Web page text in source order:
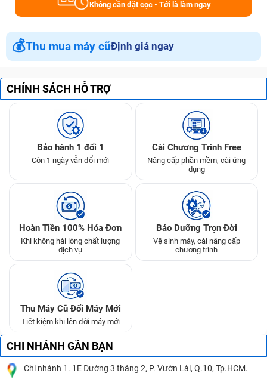
Không cần đặt cọc • Tới là làm ngay
💰Thu mua máy cũĐịnh giá ngay
CHÍNH SÁCH HỖ TRỢ
Bảo hành 1 đổi 1
Còn 1 ngày vẫn đổi mới
Cài Chương Trình Free
Nâng cấp phần mềm, cài ứng
dụng
Hoàn Tiền 100% Hóa Đơn
Khi không hài lòng chất lượng
dịch vụ
Bảo Dưỡng Trọn Đời
Vệ sinh máy, cài nâng cấp
chương trình
Thu Máy Cũ Đổi Máy Mới
Tiết kiệm khi lên đời máy mới
CHI NHÁNH GẦN BẠN
Chi nhánh 1. 1E Đường 3 tháng 2, P. Vườn Lài, Q.10, Tp.HCM.